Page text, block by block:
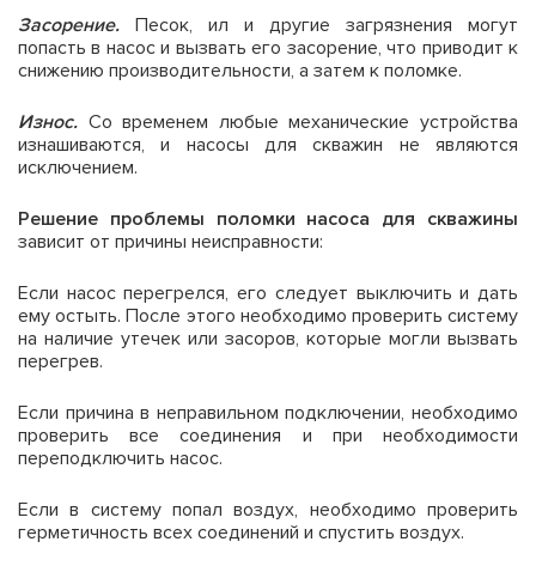
Засорение. Песок, ил и другие загрязнения могут
попасть в насос и вызвать его засорение, что приводит к
снижению производительности, а затем к поломке.
Износ. Со временем любые механические устройства
изнашиваются, и насосы для скважин не являются
исключением.
Решение проблемы поломки насоса для скважины
зависит от причины неисправности:
Если насос перегрелся, его следует выключить и дать
ему остыть. После этого необходимо проверить систему
на наличие утечек или засоров, которые могли вызвать
перегрев.
Если причина в неправильном подключении, необходимо
проверить все соединения и при необходимости
переподключить насос.
Если в систему попал воздух, необходимо проверить
герметичность всех соединений и спустить воздух.